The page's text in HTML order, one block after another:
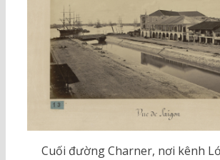
Cuối đường Charner, nơi kênh